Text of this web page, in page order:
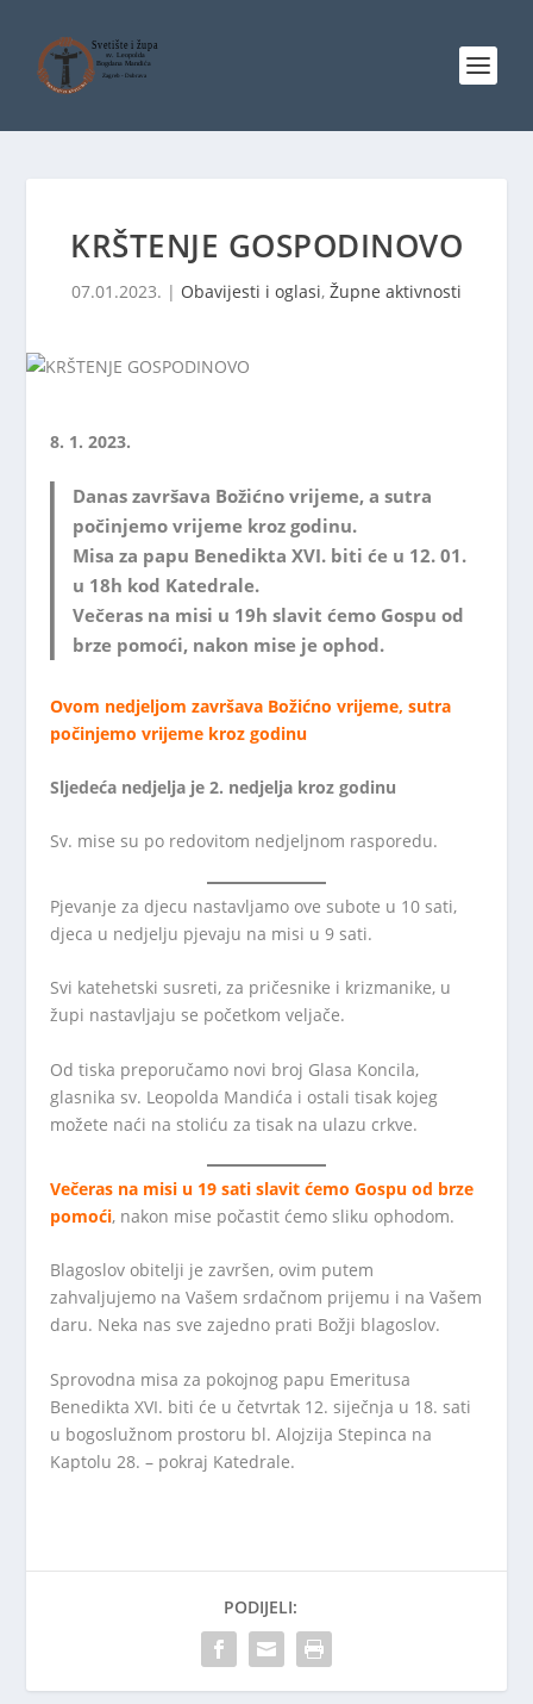
KRŠTENJE GOSPODINOVO
07.01.2023. | Obavijesti i oglasi, Župne aktivnosti
8. 1. 2023.
Danas završava Božićno vrijeme, a sutra
počinjemo vrijeme kroz godinu.
Misa za papu Benedikta XVI. biti će u 12. 01.
u 18h kod Katedrale.
Večeras na misi u 19h slavit ćemo Gospu od
brze pomoći, nakon mise je ophod.
Ovom nedjeljom završava Božićno vrijeme, sutra
počinjemo vrijeme kroz godinu
Sljedeća nedjelja je 2. nedjelja kroz godinu
Sv. mise su po redovitom nedjeljnom rasporedu.
Pjevanje za djecu nastavljamo ove subote u 10 sati,
djeca u nedjelju pjevaju na misi u 9 sati.
Svi katehetski susreti, za pričesnike i krizmanike, u
župi nastavljaju se početkom veljače.
Od tiska preporučamo novi broj Glasa Koncila,
glasnika sv. Leopolda Mandića i ostali tisak kojeg
možete naći na stoliću za tisak na ulazu crkve.
Večeras na misi u 19 sati slavit ćemo Gospu od brze
pomoći, nakon mise počastit ćemo sliku ophodom.
Blagoslov obitelji je završen, ovim putem
zahvaljujemo na Vašem srdačnom prijemu i na Vašem
daru. Neka nas sve zajedno prati Božji blagoslov.
Sprovodna misa za pokojnog papu Emeritusa
Benedikta XVI. biti će u četvrtak 12. siječnja u 18. sati
u bogoslužnom prostoru bl. Alojzija Stepinca na
Kaptolu 28. – pokraj Katedrale.
PODIJELI: